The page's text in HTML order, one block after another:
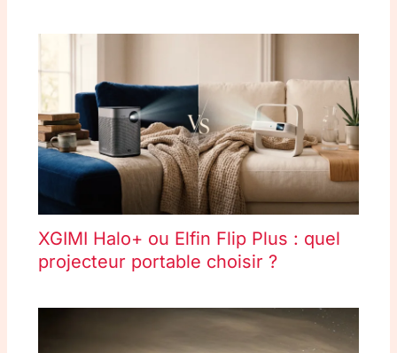
XGIMI Halo+ ou Elfin Flip Plus : quel
projecteur portable choisir ?